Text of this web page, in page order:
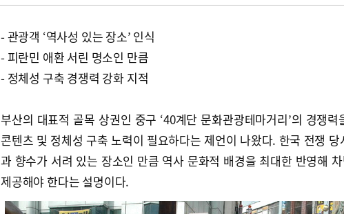
- 관광객 ‘역사성 있는 장소’ 인식
- 피란민 애환 서린 명소인 만큼
- 정체성 구축 경쟁력 강화 지적
부산의 대표적 골목 상권인 중구 ‘40계단 문화관광테마거리’의 경쟁력
콘텐츠 및 정체성 구축 노력이 필요하다는 제언이 나왔다. 한국 전쟁 당
과 향수가 서려 있는 장소인 만큼 역사 문화적 배경을 최대한 반영해
제공해야 한다는 설명이다.